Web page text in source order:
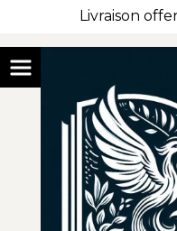
Livraison